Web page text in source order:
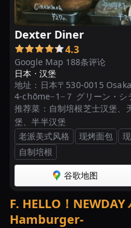
Dexter Diner
Google Map 188条评论
4.3
日本 · 汉堡
地址： 日本〒530-0015
4-chōme−1−７ グリーン・シ
推荐菜： 自制培根芝士汉堡、
堡、半半汉堡
老派美式风格
现烤面包
自制培根
谷歌地图
F. HELLO！
Hamburger-